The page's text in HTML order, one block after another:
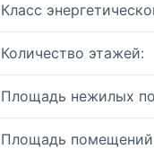
Класс
Количество этажей:
Площадь нежилых
Площадь